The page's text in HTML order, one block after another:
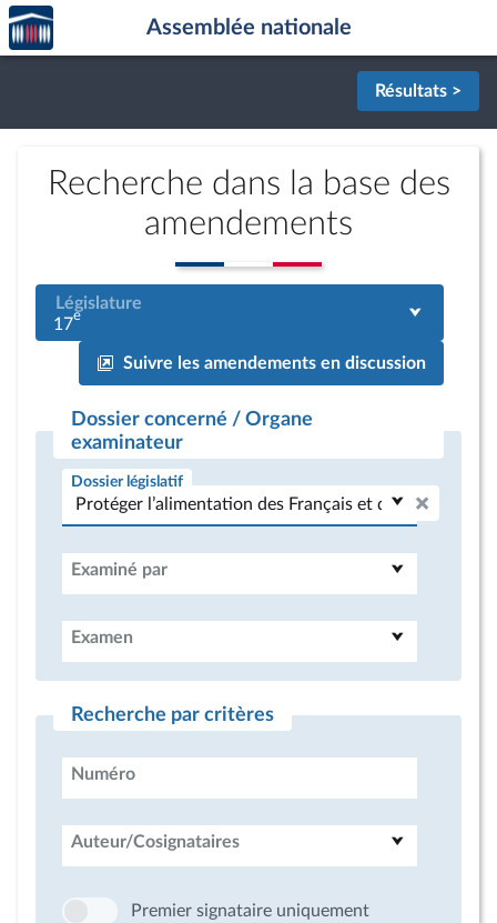
Aller au contenu
Aller en bas de la page
Accèder
à la
page
Assemblée nationale
Résultats >
Recherche dans la base des
amendements
Législature
17e
Suivre les amendements en discussion
Dossier concerné / Organe
examinateur
Dossier législatif
Examiné par
Examen
Recherche par critères
Numéro
Auteur/Cosignataires
Premier signataire uniquement